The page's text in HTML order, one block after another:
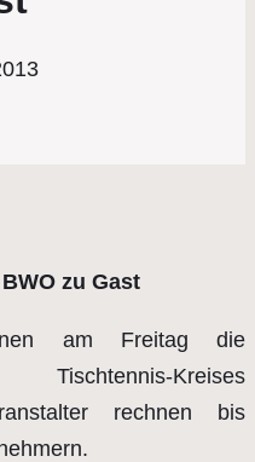
zu Gast
am Freitag die
Kreises
rechnen bis